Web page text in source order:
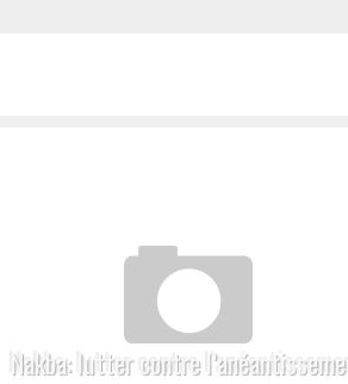
Nakba: lutter contre